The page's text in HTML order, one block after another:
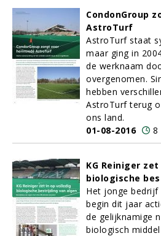
CondonGroup
AstroTurf
AstroTurf staat
maar ging in
de werknaam
overgenomen.
hebben
AstroTurf terug
ons land.
01-08-2016
8
KG Reiniger
biologische
Het jonge bedrijf
begin dit jaar
de gelijknamige
biologisch